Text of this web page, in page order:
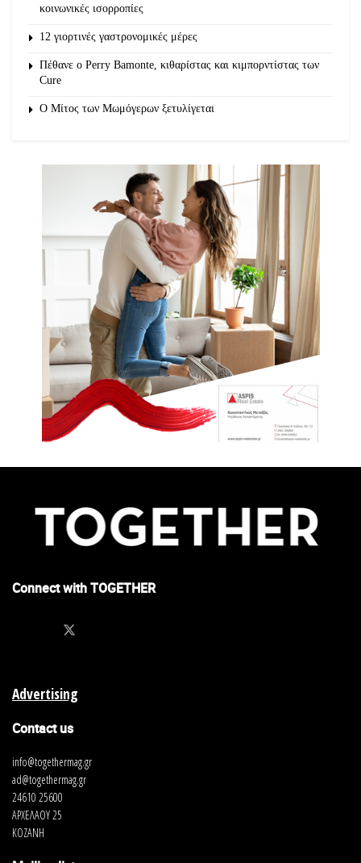
κοινωνικές ισορροπίες
12 γιορτινές γαστρονομικές μέρες
Πέθανε ο Perry Bamonte, κιθαρίστας και κιμπορντίστας των
Cure
O Μίτος των Μωμόγερων ξετυλίγεται
Connect with TOGETHER
Advertising
Contact us
info@togethermag.gr
ad@togethermag.gr
24610 25600
ΑΡΧΕΛΑΟΥ 25
ΚΟΖΑΝΗ